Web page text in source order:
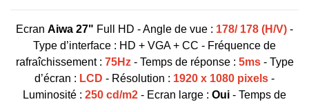
Ecran Aiwa 27" Full HD - Angle de vue : 178/ 178 (H/V) -
Type d’interface : HD + VGA + CC - Fréquence de
rafraîchissement : 75Hz- Temps de réponse : 5ms- Type
d’écran : LCD - Résolution : 1920 x 1080 pixels -
Luminosité : 250 cd/m2 - Ecran large : Oui - Temps de